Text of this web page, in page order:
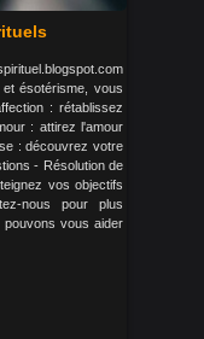
ésotérisme, vous
: rétablissez
: attirez l'amour
: découvrez votre
- Résolution de
vos objectifs
nous pour plus
pouvons vous aider